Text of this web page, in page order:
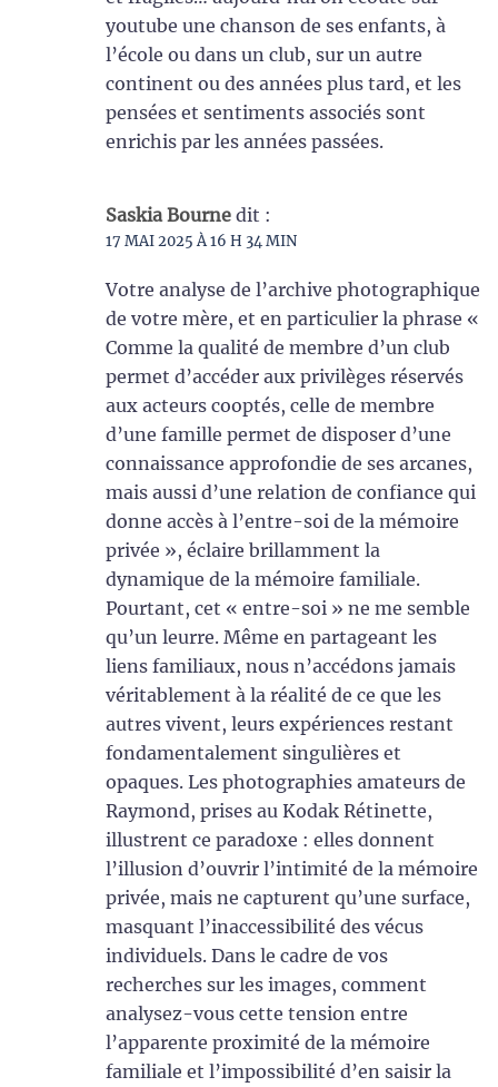
youtube une chanson de ses enfants, à
l’école ou dans un club, sur un autre
continent ou des années plus tard, et les
pensées et sentiments associés sont
enrichis par les années passées.
Saskia Bourne dit :
17 MAI 2025 À 16 H 34 MIN
Votre analyse de l’archive photographique
de votre mère, et en particulier la phrase «
Comme la qualité de membre d’un club
permet d’accéder aux privilèges réservés
aux acteurs cooptés, celle de membre
d’une famille permet de disposer d’une
connaissance approfondie de ses arcanes,
mais aussi d’une relation de confiance qui
donne accès à l’entre-soi de la mémoire
privée », éclaire brillamment la
dynamique de la mémoire familiale.
Pourtant, cet « entre-soi » ne me semble
qu’un leurre. Même en partageant les
liens familiaux, nous n’accédons jamais
véritablement à la réalité de ce que les
autres vivent, leurs expériences restant
fondamentalement singulières et
opaques. Les photographies amateurs de
Raymond, prises au Kodak Rétinette,
illustrent ce paradoxe : elles donnent
l’illusion d’ouvrir l’intimité de la mémoire
privée, mais ne capturent qu’une surface,
masquant l’inaccessibilité des vécus
individuels. Dans le cadre de vos
recherches sur les images, comment
analysez-vous cette tension entre
l’apparente proximité de la mémoire
familiale et l’impossibilité d’en saisir la